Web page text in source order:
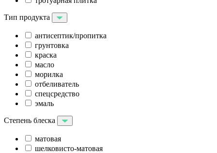
Тип продукта
антисептик/пропитка
грунтовка
краска
масло
морилка
отбеливатель
спецсредство
эмаль
Степень блеска
матовая
шелковисто-матовая